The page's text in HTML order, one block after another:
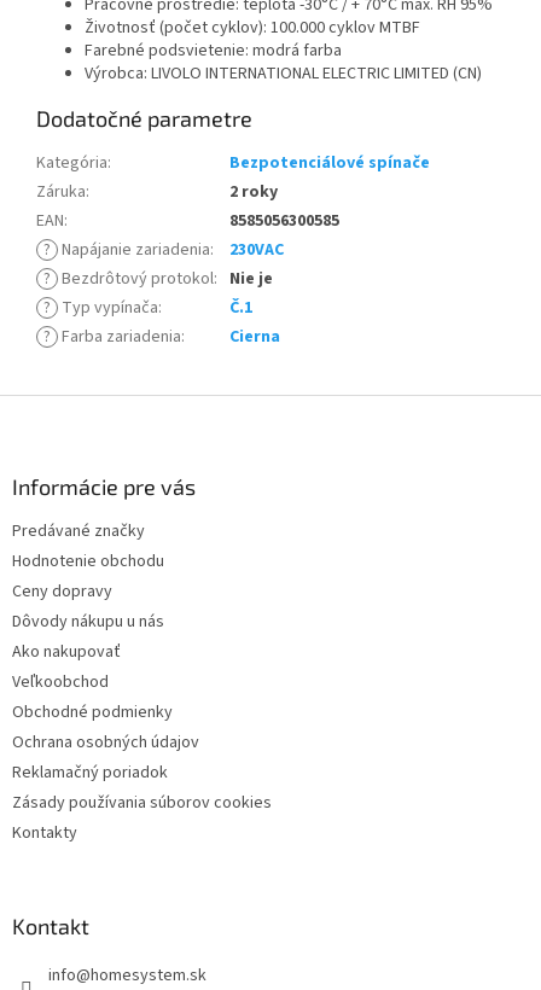
Pracovné prostredie: teplota -30°C / + 70°C max. RH 95%
Životnosť (počet cyklov): 100.000 cyklov MTBF
Farebné podsvietenie: modrá farba
Výrobca: LIVOLO INTERNATIONAL ELECTRIC LIMITED (CN)
Dodatočné parametre
Kategória:
Bezpotenciálové spínače
Záruka:
2 roky
EAN:
8585056300585
? Napájanie zariadenia:
230VAC
? Bezdrôtový protokol: Nie je
? Typ vypínača:
Č.1
? Farba zariadenia: Cierna
Informácie pre vás
Predávané značky
Hodnotenie obchodu
Ceny dopravy
Dôvody nákupu u nás
Ako nakupovať
Veľkoobchod
Obchodné podmienky
Ochrana osobných údajov
Reklamačný poriadok
Zásady používania súborov cookies
Kontakty
Kontakt
info@homesystem.sk